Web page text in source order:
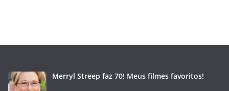
Merryl Streep faz 70! Meus filmes favoritos!